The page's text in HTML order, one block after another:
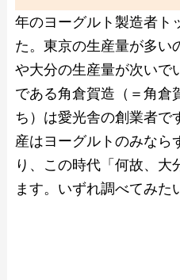
年のヨーグルト製造者ト
た。東京の生産量が多い
や大分の生産量が次いで
である角倉賀造（＝角倉
ち）は愛光舎の創業者で
産はヨーグルトのみなら
り、この時代「何故、大
ます。いずれ調べてみた